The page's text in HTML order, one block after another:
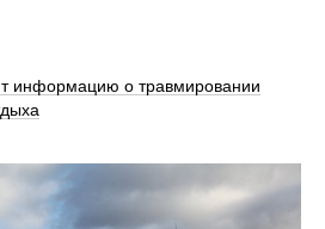
информацию о травмировании